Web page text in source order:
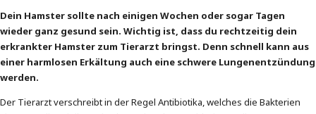
Dein Hamster sollte nach einigen Wochen oder sogar Tagen
wieder ganz gesund sein. Wichtig ist, dass du rechtzeitig dein
erkrankter Hamster zum Tierarzt bringst. Denn schnell kann aus
einer harmlosen Erkältung auch eine schwere Lungenentzündung
werden.
Der Tierarzt verschreibt in der Regel Antibiotika, welches die Bakterien